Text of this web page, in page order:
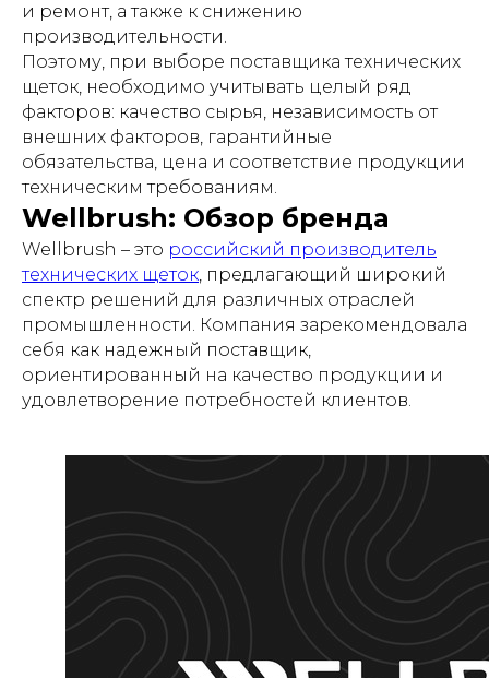
и ремонт, а также к снижению
производительности.
Поэтому, при выборе поставщика технических
щеток, необходимо учитывать целый ряд
факторов: качество сырья, независимость от
внешних факторов, гарантийные
обязательства, цена и соответствие продукции
техническим требованиям.
Wellbrush: Обзор бренда
Wellbrush – это российский производитель
технических щеток, предлагающий широкий
спектр решений для различных отраслей
промышленности. Компания зарекомендовала
себя как надежный поставщик,
ориентированный на качество продукции и
удовлетворение потребностей клиентов.